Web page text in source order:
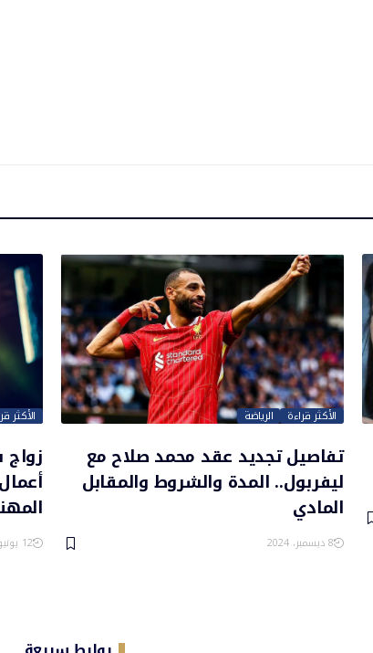
الأكثر قراءة الرياضة
تفاصيل تجديد عقد محمد صلاح مع
ليفربول.. المدة والشروط والمقابل
المادي
8 ديسمبر، 2024
الأكثر
12 يونيو، 2024